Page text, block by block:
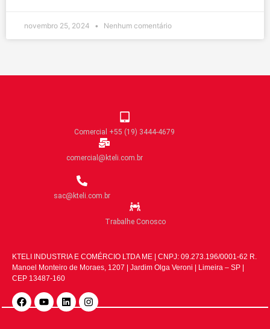
novembro 25, 2024 Nenhum comentário
Comercial +55 (19) 3444-4679
comercial@kteli.com.br
sac@kteli.com.br
Trabalhe Conosco
KTELI INDUSTRIA E COMÉRCIO LTDA ME | CNPJ: 09.273.196/0001-62 R.
Manoel Monteiro de Moraes, 1207 | Jardim Olga Veroni | Limeira – SP |
CEP 13487-160